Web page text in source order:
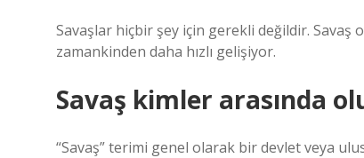
Savaşlar hiçbir şey için gerekli değildir. Savaş
zamankinden daha hızlı gelişiyor.
Savaş kimler arasında
“Savaş” terimi genel olarak bir devlet veya